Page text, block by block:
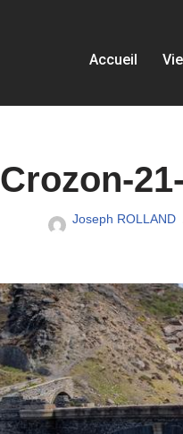
Accueil
Crozon-
Joseph ROLLAND